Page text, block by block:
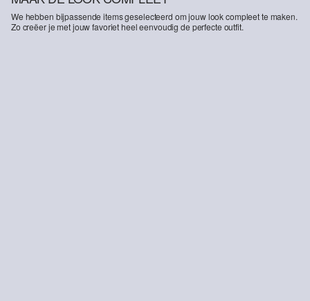
We hebben bijpassende items geselecteerd om jouw look compleet te maken.
Zo creëer je met jouw favoriet heel eenvoudig de perfecte outfit.